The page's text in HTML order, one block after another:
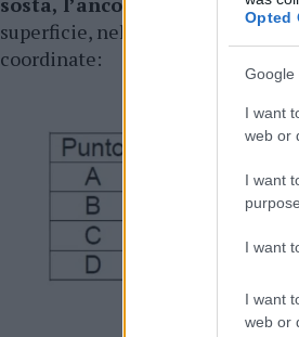
Opted
Google
I want
web or
I want
I want
I want
web or
superficie, nello specchio
coordinate: